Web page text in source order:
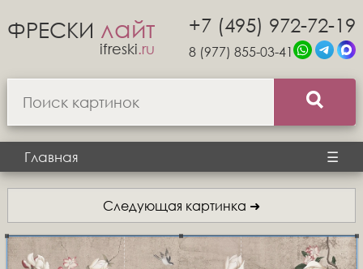
ФРЕСКИ лайт
ifreski.ru
+7 (495) 972-72-19
8 (977) 855-03-41
Главная ☰
Следующая картинка ➜